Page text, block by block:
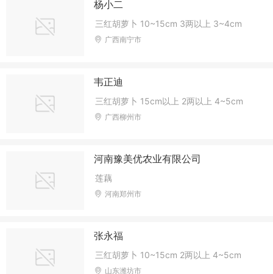
杨小二
三红胡萝卜 10~15cm 3两以上 3~4cm
广西南宁市
韦正迪
三红胡萝卜 15cm以上 2两以上 4~5cm
广西柳州市
河南豫美优农业有限公司
莲藕
河南郑州市
张永福
三红胡萝卜 10~15cm 2两以上 4~5cm
山东潍坊市